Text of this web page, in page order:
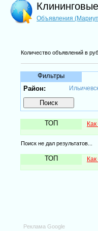
Объявления
Количество объявлений в
Фильтры
Район:
ТОП
Поиск не дал результатов...
ТОП
Реклама Google